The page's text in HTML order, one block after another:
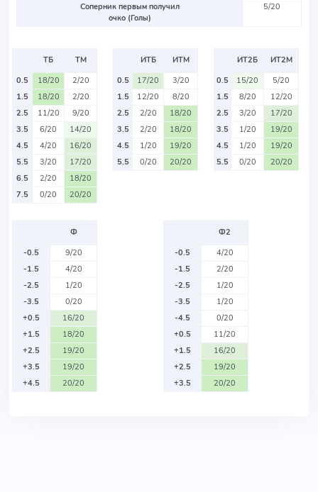
Соперник первым получил
очко (Голы)
5/20
ТБ
ТМ
0.5
18/20
2/20
1.5
18/20
2/20
2.5
11/20
9/20
3.5
6/20
14/20
4.5
4/20
16/20
5.5
3/20
17/20
6.5
2/20
18/20
7.5
0/20 20/20
ИТБ
ИТМ
0.5
17/20
3/20
1.5
12/20
8/20
2.5
2/20
18/20
3.5
2/20
18/20
4.5
1/20
19/20
5.5
0/20 20/20
ИТ2Б
ИТ2М
0.5
15/20
5/20
1.5
8/20
12/20
2.5
3/20
17/20
3.5
1/20
19/20
4.5
1/20
19/20
5.5
0/20 20/20
Ф
-0.5
9/20
-1.5
4/20
-2.5
1/20
-3.5
0/20
+0.5
16/20
+1.5
18/20
+2.5
19/20
+3.5
19/20
+4.5
20/20
Ф2
-0.5
4/20
-1.5
2/20
-2.5
1/20
-3.5
1/20
-4.5
0/20
+0.5
11/20
+1.5
16/20
+2.5
19/20
+3.5
20/20